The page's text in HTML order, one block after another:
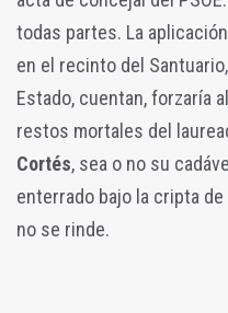
todas partes. La
en el recinto del
Estado, cuentan, forzaría
restos mortales del
Cortés, sea o no su
enterrado bajo la cripta
no se rinde.